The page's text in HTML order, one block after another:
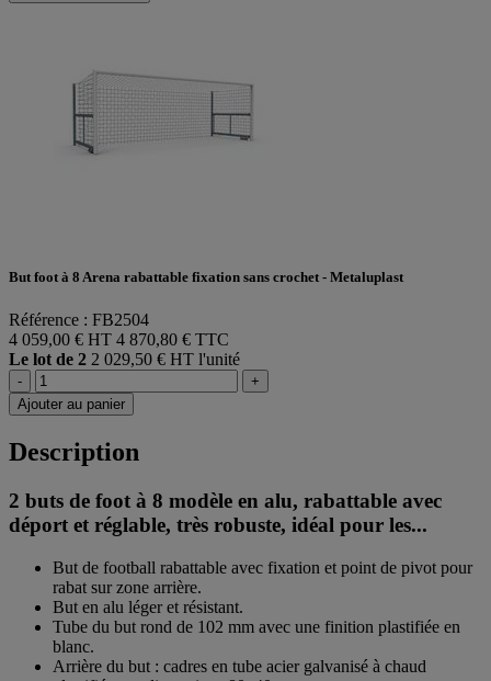
But foot à 8 Arena rabattable fixation sans crochet - Metaluplast
Référence : FB2504
4 059,00 € HT 4 870,80 € TTC
Le lot de 2 2 029,50 € HT l'unité
-
+
Ajouter au panier
Description
2 buts de foot à 8 modèle en alu, rabattable avec
déport et réglable, très robuste, idéal pour les...
But de football rabattable avec fixation et point de pivot pour
rabat sur zone arrière.
But en alu léger et résistant.
Tube du but rond de 102 mm avec une finition plastifiée en
blanc.
Arrière du but : cadres en tube acier galvanisé à chaud